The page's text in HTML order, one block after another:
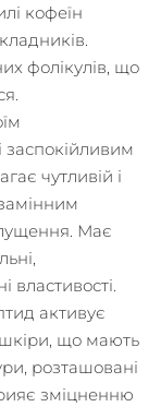
кофеїн
фолікулів, що
чутливій і
Має
властивості.
активує
шкіри, що мають
розташовані
зміцненню